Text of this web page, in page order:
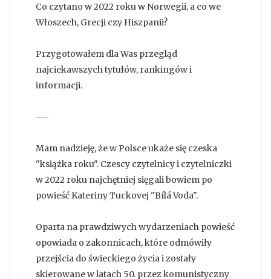
Co czytano w 2022 roku w Norwegii, a co we
Włoszech, Grecji czy Hiszpanii?
Przygotowałem dla Was przegląd
najciekawszych tytułów, rankingów i
informacji.
---
Mam nadzieję, że w Polsce ukaże się czeska
"książka roku". Czescy czytelnicy i czytelniczki
w 2022 roku najchętniej sięgali bowiem po
powieść Kateriny Tuckovej "Bílá Voda".
Oparta na prawdziwych wydarzeniach powieść
opowiada o zakonnicach, które odmówiły
przejścia do świeckiego życia i zostały
skierowane w latach 50. przez komunistyczny